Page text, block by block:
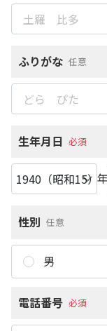
ふりがな 任意
生年月日 必須
年
性別 任意
男
電話番号 必須